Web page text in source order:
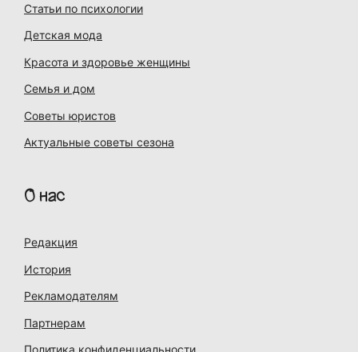
Статьи по психологии
Детская мода
Красота и здоровье женщины
Семья и дом
Советы юристов
Актуальные советы сезона
О нас
Редакция
История
Рекламодателям
Партнерам
Политика конфиденциальности